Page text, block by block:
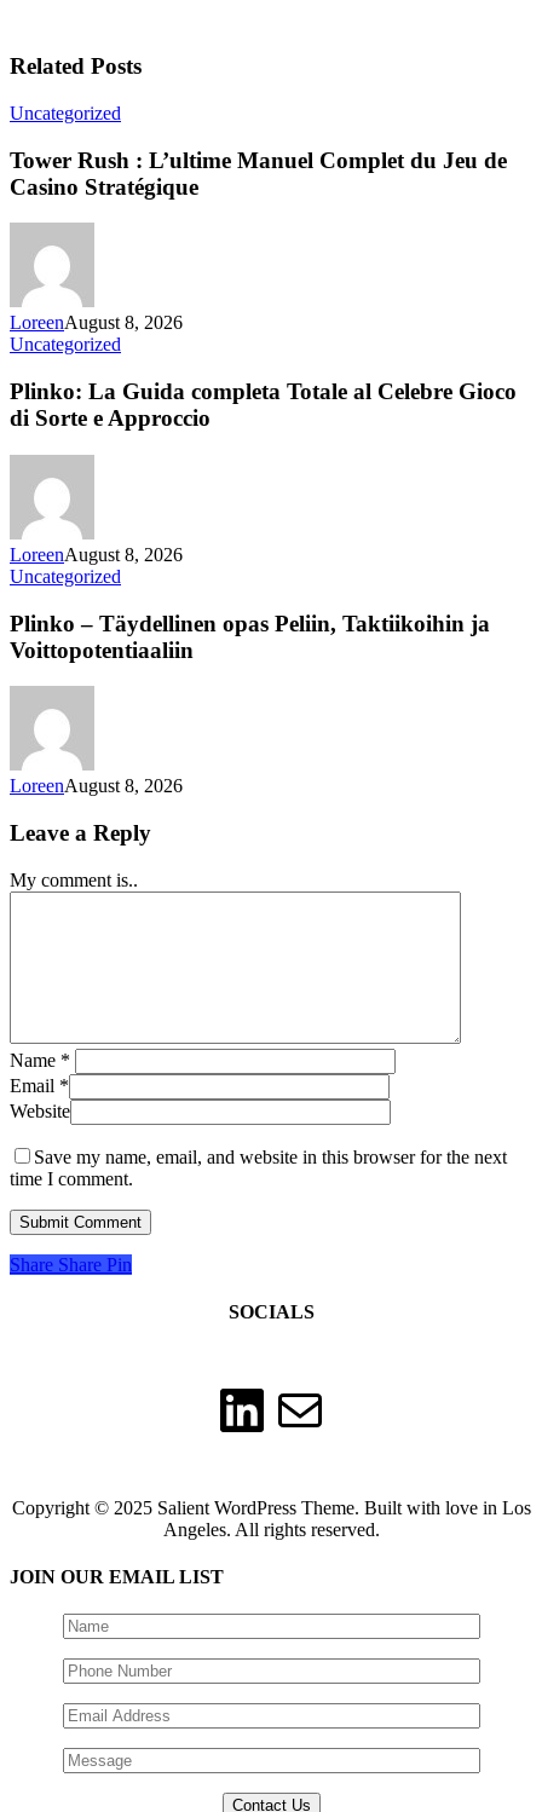
Related Posts
Uncategorized
Tower Rush : L’ultime Manuel Complet du Jeu de
Casino Stratégique
LoreenAugust 8, 2026
Uncategorized
Plinko: La Guida completa Totale al Celebre Gioco
di Sorte e Approccio
LoreenAugust 8, 2026
Uncategorized
Plinko – Täydellinen opas Peliin, Taktiikoihin ja
Voittopotentiaaliin
LoreenAugust 8, 2026
Leave a Reply
My comment is..
Name *
Email *
Website
Save my name, email, and website in this browser for the next
time I comment.
Share Share Pin
SOCIALS
LinkedIn
Mail
Copyright © 2025 Salient WordPress Theme. Built with love in Los
Angeles. All rights reserved.
JOIN OUR EMAIL LIST